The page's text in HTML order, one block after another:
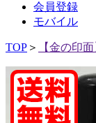
会員登録
モバイル
TOP ＞ 【金の印